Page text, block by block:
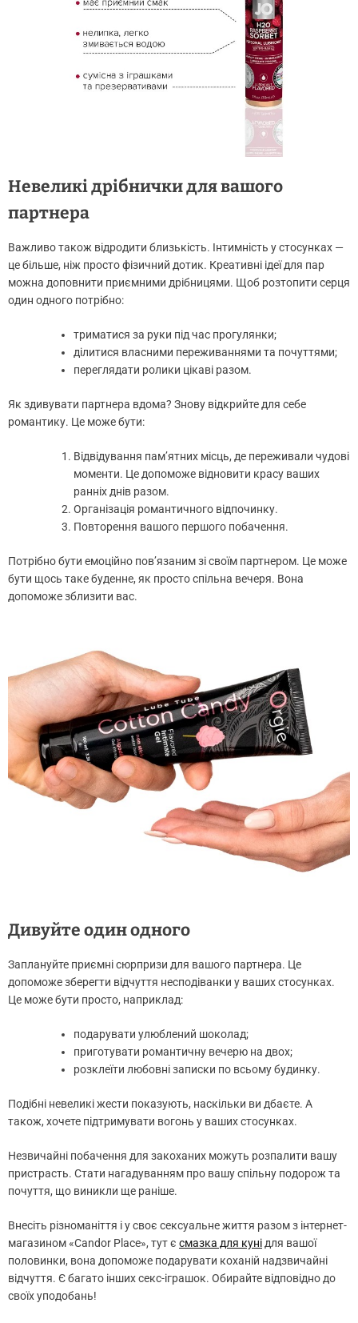
Невеликі дрібнички для вашого
партнера
Важливо також відродити близькість. Інтимність у стосунках —
це більше, ніж просто фізичний дотик. Креативні ідеї для пар
можна доповнити приємними дрібницями. Щоб розтопити серця
один одного потрібно:
триматися за руки під час прогулянки;
ділитися власними переживаннями та почуттями;
переглядати ролики цікаві разом.
Як здивувати партнера вдома? Знову відкрийте для себе
романтику. Це може бути:
Відвідування пам’ятних місць, де переживали чудові
моменти. Це допоможе відновити красу ваших
ранніх днів разом.
Організація романтичного відпочинку.
Повторення вашого першого побачення.
Потрібно бути емоційно пов’язаним зі своїм партнером. Це може
бути щось таке буденне, як просто спільна вечеря. Вона
допоможе зблизити вас.
Дивуйте один одного
Заплануйте приємні сюрпризи для вашого партнера. Це
допоможе зберегти відчуття несподіванки у ваших стосунках.
Це може бути просто, наприклад:
подарувати улюблений шоколад;
приготувати романтичну вечерю на двох;
розклеїти любовні записки по всьому будинку.
Подібні невеликі жести показують, наскільки ви дбаєте. А
також, хочете підтримувати вогонь у ваших стосунках.
Незвичайні побачення для закоханих можуть розпалити вашу
пристрасть. Стати нагадуванням про вашу спільну подорож та
почуття, що виникли ще раніше.
Внесіть різноманіття і у своє сексуальне життя разом з інтернет-
магазином «Candor Place», тут є смазка для куні для вашої
половинки, вона допоможе подарувати коханій надзвичайні
відчуття. Є багато інших секс-іграшок. Обирайте відповідно до
своїх уподобань!